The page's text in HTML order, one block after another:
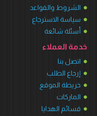
الشروط والقواعد
سياسة الاسترجاع
أسئلة شائعة
خدمة العملاء
اتصل بنا
إرجاع الطلب
خريطة الموقع
الماركات
قسائم الهدايا